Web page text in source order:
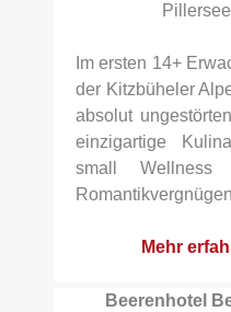
Im ersten 14+
der Kitzbüheler
absolut
einzigartige
small Wellness
Mehr
Beerenhotel